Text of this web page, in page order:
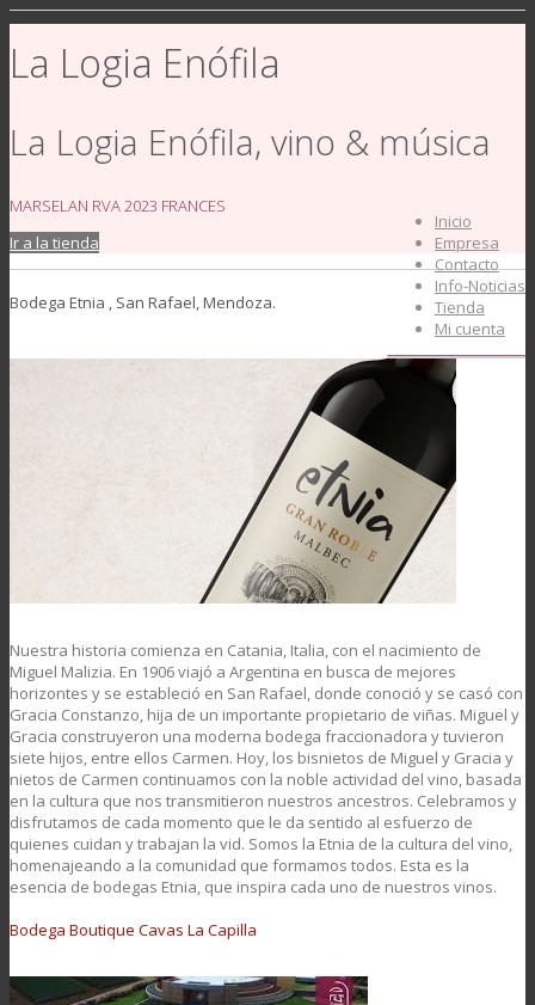
La Logia Enófila
La Logia Enófila, vino & música
Inicio
Empresa
Contacto
Info-Noticias
Tienda
Mi cuenta
MARSELAN RVA 2023 FRANCES
Ir a la tienda
Bodega Etnia , San Rafael, Mendoza.
Nuestra historia comienza en Catania, Italia, con el nacimiento de
Miguel Malizia. En 1906 viajó a Argentina en busca de mejores
horizontes y se estableció en San Rafael, donde conoció y se casó con
Gracia Constanzo, hija de un importante propietario de viñas. Miguel y
Gracia construyeron una moderna bodega fraccionadora y tuvieron
siete hijos, entre ellos Carmen. Hoy, los bisnietos de Miguel y Gracia y
nietos de Carmen continuamos con la noble actividad del vino, basada
en la cultura que nos transmitieron nuestros ancestros. Celebramos y
disfrutamos de cada momento que le da sentido al esfuerzo de
quienes cuidan y trabajan la vid. Somos la Etnia de la cultura del vino,
homenajeando a la comunidad que formamos todos. Esta es la
esencia de bodegas Etnia, que inspira cada uno de nuestros vinos.
Bodega Boutique Cavas La Capilla